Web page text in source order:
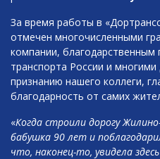
За время работы в
отмечен многочисленными
компании,
транспорта России и
признанию нашего коллеги,
благодарность от самих
«Когда строили дорогу
бабушка 90 лет и
что, наконец-то, увидела